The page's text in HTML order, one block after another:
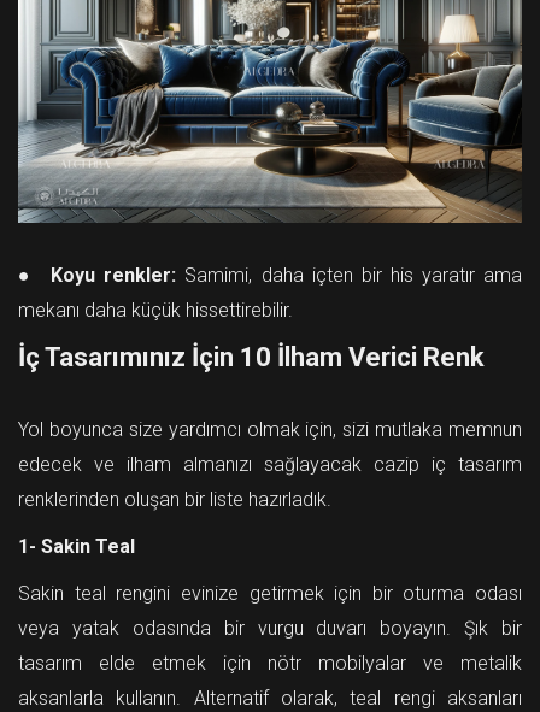
● Koyu renkler: Samimi, daha içten bir his yaratır ama
mekanı daha küçük hissettirebilir.
İç Tasarımınız İçin 10 İlham Verici Renk
Yol boyunca size yardımcı olmak için, sizi mutlaka memnun
edecek ve ilham almanızı sağlayacak cazip iç tasarım
renklerinden oluşan bir liste hazırladık.
1- Sakin Teal
Sakin teal rengini evinize getirmek için bir oturma odası
veya yatak odasında bir vurgu duvarı boyayın. Şık bir
tasarım elde etmek için nötr mobilyalar ve metalik
aksanlarla kullanın. Alternatif olarak, teal rengi aksanları